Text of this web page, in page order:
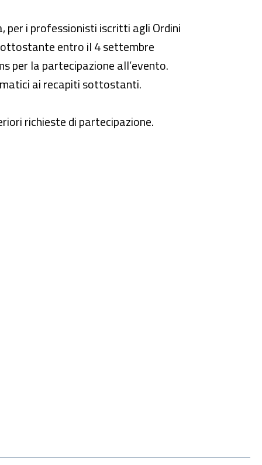
per i professionisti iscritti agli Ordini
entro il 4 settembre
per la partecipazione all’evento.
ai recapiti sottostanti.
richieste di partecipazione.